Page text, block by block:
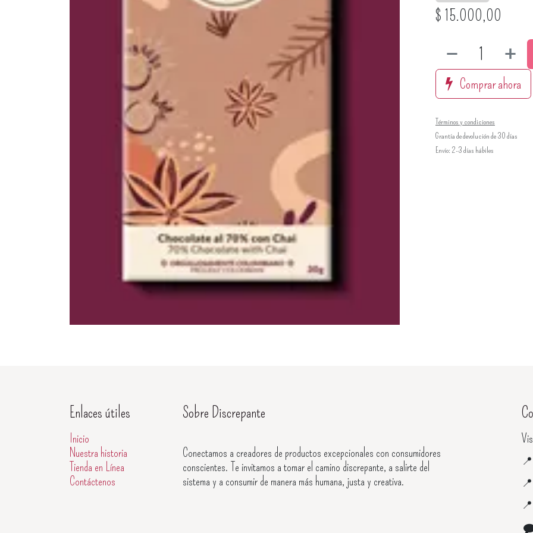
$ 15.000,00
Comprar ahora
Términos y condiciones
Grantía de devolución de 30 días
Envío: 2-3 días hábiles
Enlaces útiles
Inicio
Nuestra historia
Tienda en Línea
Contáctenos
Sobre Discrepante
Conectamos a creadores de productos excepcionales con consumidores
conscientes. Te invitamos a tomar el camino discrepante, a salirte del
sistema y a consumir de manera más humana, justa y creativa.
📍
📍
📍